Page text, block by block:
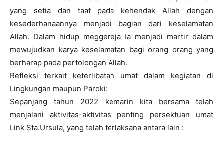
yang setia dan taat pada kehendak Allah dengan
kesederhanaannya menjadi bagian dari keselamatan
Allah. Dalam hidup meggereja Ia menjadi martir dalam
mewujudkan karya keselamatan bagi orang orang yang
berharap pada pertolongan Allah.
Refleksi terkait keterlibatan umat dalam kegiatan di
Lingkungan maupun Paroki:
Sepanjang tahun 2022 kemarin kita bersama telah
menjalani aktivitas-aktivitas penting persektuan umat
Link Sta.Ursula, yang telah terlaksana antara lain :